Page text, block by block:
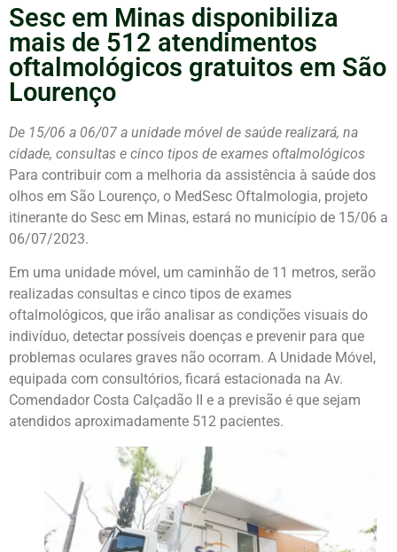
Sesc em Minas disponibiliza
mais de 512 atendimentos
oftalmológicos gratuitos em São
Lourenço
De 15/06 a 06/07 a unidade móvel de saúde realizará, na
cidade, consultas e cinco tipos de exames oftalmológicos
Para contribuir com a melhoria da assistência à saúde dos
olhos em São Lourenço, o MedSesc Oftalmologia, projeto
itinerante do Sesc em Minas, estará no município de 15/06 a
06/07/2023.
Em uma unidade móvel, um caminhão de 11 metros, serão
realizadas consultas e cinco tipos de exames
oftalmológicos, que irão analisar as condições visuais do
indivíduo, detectar possíveis doenças e prevenir para que
problemas oculares graves não ocorram. A Unidade Móvel,
equipada com consultórios, ficará estacionada na Av.
Comendador Costa Calçadão II e a previsão é que sejam
atendidos aproximadamente 512 pacientes.